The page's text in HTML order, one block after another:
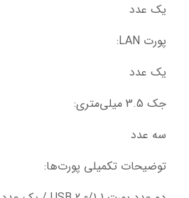
یک عدد
پورت LAN:
یک عدد
جک 3.5 میلی‌متری:
سه عدد
توضیحات تکمیلی پورت‌ها: